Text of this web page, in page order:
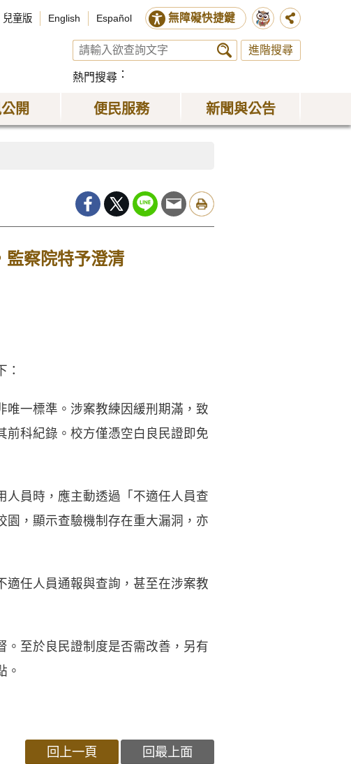
兒童版 English Español 無障礙快捷鍵
進階搜尋
熱門搜尋
開 便民服務 新聞與公告
監察院特予澄清
唯一標準。涉案教練因緩刑期滿，致
前科紀錄。校方僅憑空白良民證即免
人員時，應主動透過「不適任人員查
園，顯示查驗機制存在重大漏洞，亦
適任人員通報與查詢，甚至在涉案教
。至於良民證制度是否需改善，另有
。
回上一頁 回最上面